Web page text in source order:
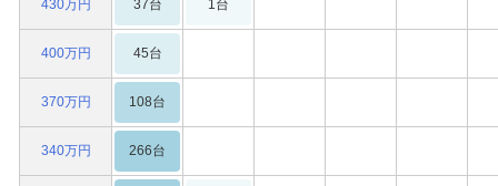
430万円
400万円
370万円
340万円
37台 1台
45台
108台
266台